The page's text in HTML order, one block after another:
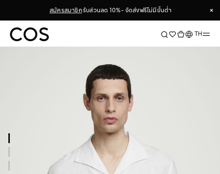
สมัครสมาชิกรับส่วนลด 10% - จัดส่งฟรีไม่มีขั้นต่ำ
×
×
ภาษาTH